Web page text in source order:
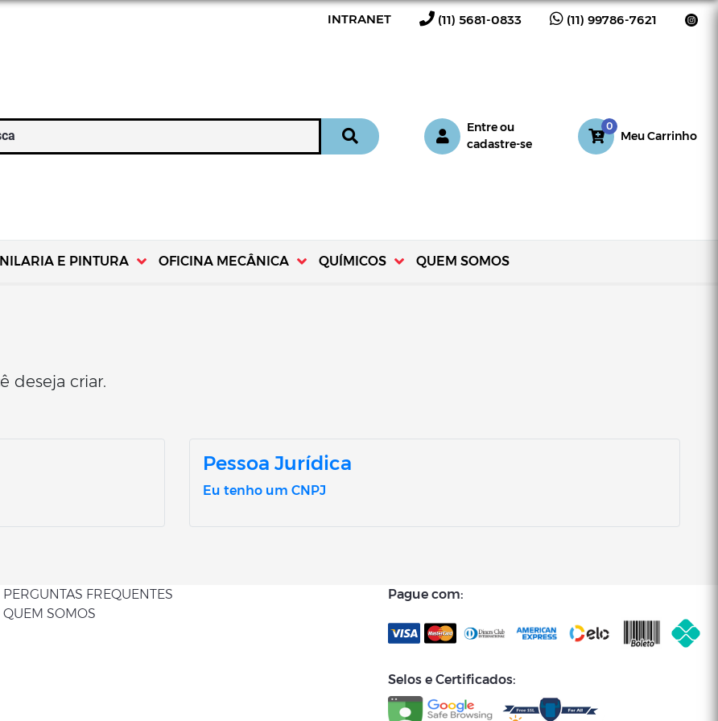
INTRANET (11) 5681-0833 (11) 99786-7621
Entreou
cadastre-se
0
Meu Carrinho
E PINTURA OFICINA MECÂNICA QUÍMICOS QUEM SOMOS
deseja criar.
Pessoa Jurídica
Eu tenho um CNPJ
PERGUNTAS FREQUENTES
QUEM SOMOS
Pague com:
Selos e Certificados: